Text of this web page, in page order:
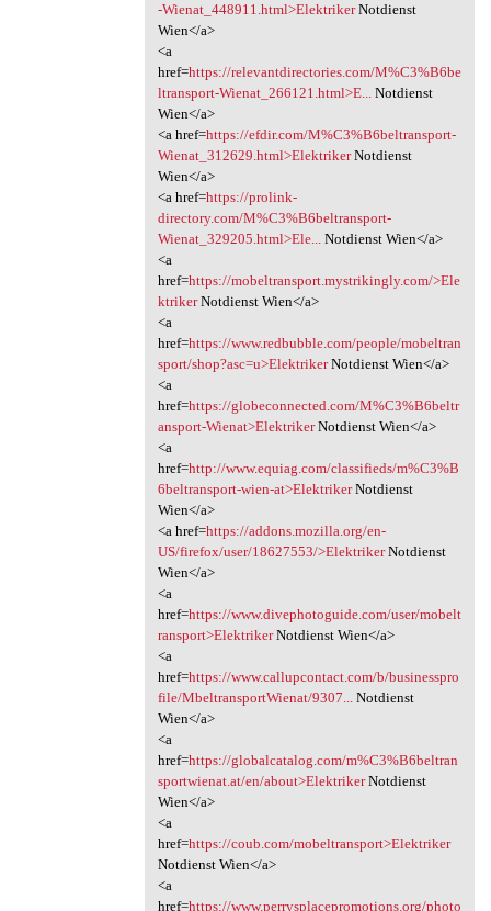
-Wienat_448911.html>ElektrikerNotdienst
Wien</a>
<a
href=https://relevantdirectories.com/M%C3%B6be
ltransport-Wienat_266121.html>E...Notdienst
Wien</a>
<a href=https://efdir.com/M%C3%B6beltransport-
Wienat_312629.html>ElektrikerNotdienst
Wien</a>
<a href=https://prolink-
directory.com/M%C3%B6beltransport-
Wienat_329205.html>Ele...Notdienst Wien</a>
<a
href=https://mobeltransport.mystrikingly.com/>Ele
ktrikerNotdienst Wien</a>
<a
href=https://www.redbubble.com/people/mobeltran
sport/shop?asc=u>ElektrikerNotdienst Wien</a>
<a
href=https://globeconnected.com/M%C3%B6beltr
ansport-Wienat>ElektrikerNotdienst Wien</a>
<a
href=http://www.equiag.com/classifieds/m%C3%B
6beltransport-wien-at>ElektrikerNotdienst
Wien</a>
<a href=https://addons.mozilla.org/en-
US/firefox/user/18627553/>ElektrikerNotdienst
Wien</a>
<a
href=https://www.divephotoguide.com/user/mobelt
ransport>ElektrikerNotdienst Wien</a>
<a
href=https://www.callupcontact.com/b/businesspro
file/MbeltransportWienat/9307...Notdienst
Wien</a>
<a
href=https://globalcatalog.com/m%C3%B6beltran
sportwienat.at/en/about>ElektrikerNotdienst
Wien</a>
<a
href=https://coub.com/mobeltransport>Elektriker
Notdienst Wien</a>
<a
href=https://www.perrysplacepromotions.org/photo